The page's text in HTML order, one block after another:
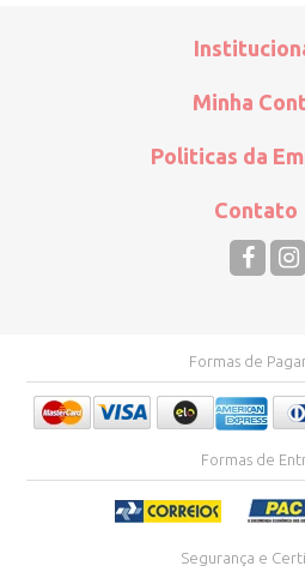
Minha
Politicas da
Contato
Formas de
Formas de
Segurança e